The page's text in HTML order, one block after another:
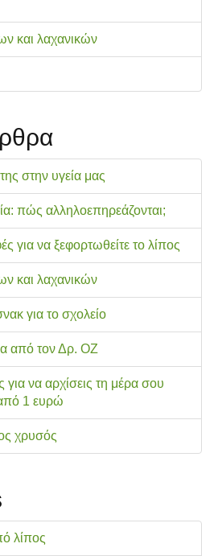
και λαχανικών
στην υγεία μας
πώς αλληλοεπηρεάζονται;
για να ξεφορτωθείτε το λίπος
και λαχανικών
για το σχολείo
από τον Δρ. ΟΖ
για να αρχίσεις τη μέρα σου
1 ευρώ
χρυσός
λίπος